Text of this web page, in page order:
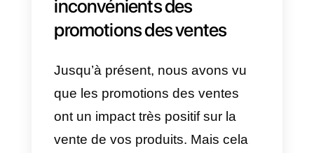
terme. Pour que les ventes
existe également d’autres types
d’objectifs de promotion des
ventes. Par exemple: l’inscription